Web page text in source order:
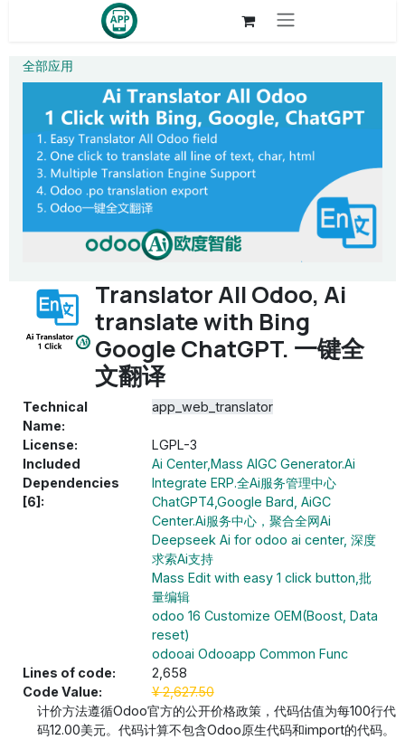
Skip to Content
全部应用
Translator All Odoo, Ai
translate with Bing
Google ChatGPT. 一键全
文翻译
Technical
Name:
app_web_translator
License:
LGPL-3
Included
Dependencies
[6]:
Ai Center,Mass AIGC Generator.Ai
Integrate ERP.全Ai服务管理中心
ChatGPT4,Google Bard, AiGC
Center.Ai服务中心，聚合全网Ai
Deepseek Ai for odoo ai center, 深度
求索Ai支持
Mass Edit with easy 1 click button,批
量编辑
odoo 16 Customize OEM(Boost, Data
reset)
odooai Odooapp Common Func
Lines of code:
2,658
Code Value:
¥2,627.50
计价方法遵循Odoo官方的公开价格政策，代码估值为每100行代
码12.00美元。代码计算不包含Odoo原生代码和import的代码。